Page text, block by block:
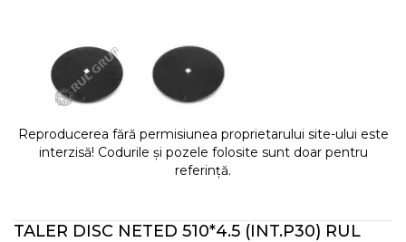
Reproducerea fără permisiunea proprietarului site-ului este
interzisă! Codurile și pozele folosite sunt doar pentru
referință.
TALER DISC NETED 510*4.5 (INT.P30) RUL